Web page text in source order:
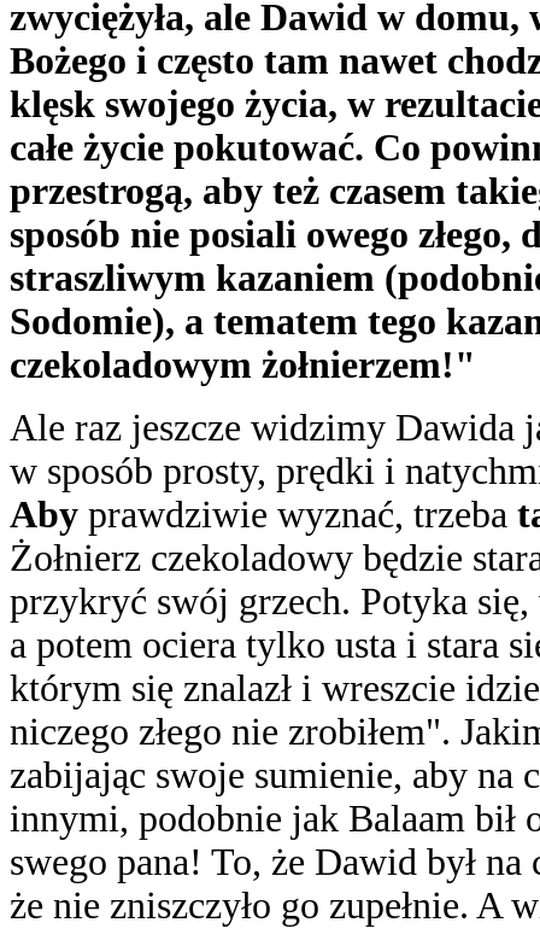
zwyciężyła, ale Dawid w
Bożego i często tam nawet
klęsk swojego życia, w
całe życie pokutować. Co
przestrogą, aby też czasem
sposób nie posiali owego
straszliwym kazaniem
Sodomie), a tematem tego
czekoladowym żołnierzem!"
Ale raz jeszcze widzimy Dawida
w sposób prosty, prędki i
Aby prawdziwie wyznać, trzeba
Żołnierz czekoladowy będzie
przykryć swój grzech. Potyka się,
a potem ociera tylko usta i stara
którym się znalazł i wreszcie
niczego złego nie zrobiłem".
zabijając swoje sumienie, aby na
innymi, podobnie jak Balaam bił
swego pana! To, że Dawid był
że nie zniszczyło go zupełnie. A